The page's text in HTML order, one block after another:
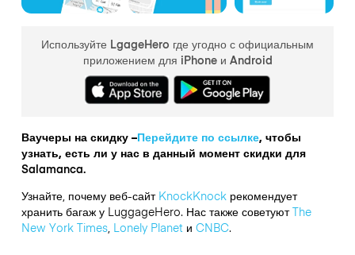
Используйте LgageHero где угодно с официальным
приложением для iPhone и Android
Ваучеры на скидку –Перейдите по ссылке, чтобы
узнать, есть ли у нас в данный момент скидки для
Salamanca.
Узнайте, почему веб-сайт KnockKnockрекомендует
хранить багаж у LuggageHero. Нас также советуютThe
New York Times, Lonely Planetи CNBC.